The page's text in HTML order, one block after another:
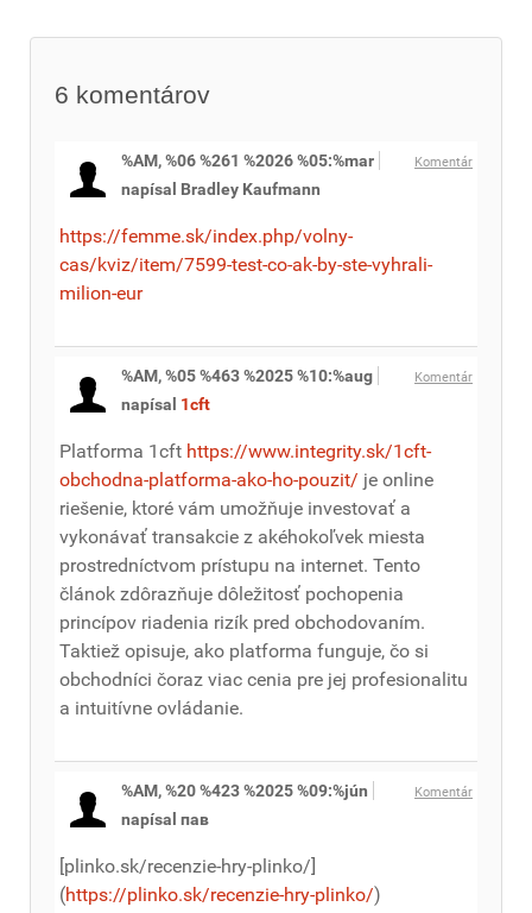
6 komentárov
Komentár
%AM, %06 %261 %2026 %05:%mar
napísal Bradley Kaufmann
https://femme.sk/index.php/volny-
cas/kviz/item/7599-test-co-ak-by-ste-vyhrali-
milion-eur
Komentár
%AM, %05 %463 %2025 %10:%aug
napísal 1cft
Platforma 1cft https://www.integrity.sk/1cft-
obchodna-platforma-ako-ho-pouzit/ je online
riešenie, ktoré vám umožňuje investovať a
vykonávať transakcie z akéhokoľvek miesta
prostredníctvom prístupu na internet. Tento
článok zdôrazňuje dôležitosť pochopenia
princípov riadenia rizík pred obchodovaním.
Taktiež opisuje, ako platforma funguje, čo si
obchodníci čoraz viac cenia pre jej profesionalitu
a intuitívne ovládanie.
Komentár
%AM, %20 %423 %2025 %09:%jún
napísal пав
[plinko.sk/recenzie-hry-plinko/]
(https://plinko.sk/recenzie-hry-plinko/)